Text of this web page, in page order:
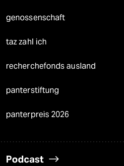
genossenschaft
taz zahl ich
recherchefonds ausland
panterstiftung
panterpreis 2026
Podcast